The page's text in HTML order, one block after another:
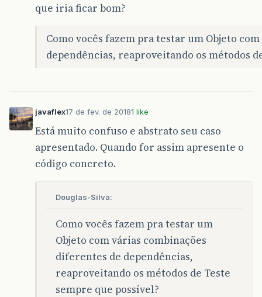
que iria ficar bom?
Como vocês fazem pra testar um Objeto
dependências, reaproveitando os métodos
javaflex17 de fev. de 20181 like
Está muito confuso e abstrato seu caso
apresentado. Quando for assim apresente o
código concreto.
Douglas-Silva:
Como vocês fazem pra testar um
Objeto com várias combinações
diferentes de dependências,
reaproveitando os métodos de Teste
sempre que possível?